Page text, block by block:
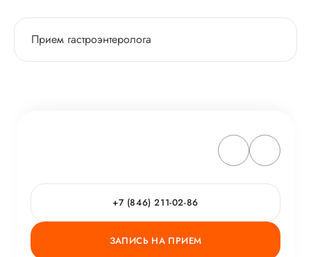
Прием гастроэнтеролога
+7 (846) 211-02-86
ЗАПИСЬ НА ПРИЕМ